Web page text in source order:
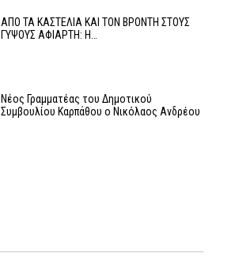
ΑΠΟ ΤΑ ΚΑΣΤΕΛΙΑ ΚΑΙ ΤΟΝ ΒΡΟΝΤΗ ΣΤΟΥΣ
ΓΥΨΟΥΣ ΑΦΙΑΡΤΗ: Η…
Νέος Γραμματέας του Δημοτικού
Συμβουλίου Καρπάθου ο Νικόλαος Ανδρέου